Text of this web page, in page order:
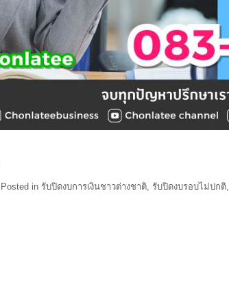
Posted in รับปิดงบการเงินชาวต่างชาติ, รับปิดงบรอบไม่ปกติ,